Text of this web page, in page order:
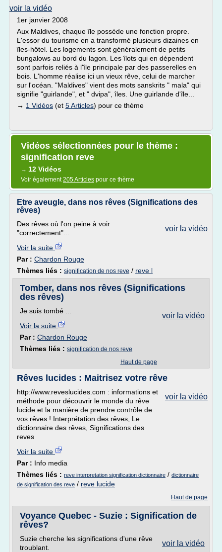
voir la vidéo
1er janvier 2008
Aux Maldives, chaque île possède une fonction propre.
L'essor du tourisme en a transformé plusieurs dizaines en
îles-hôtel. Les logements sont généralement de petits
bungalows au bord du lagon. Les îlots qui en dépendent
sont parfois reliés à l'île principale par des passerelles en
bois. L'homme réalise ici un vieux rêve, celui de marcher
sur l'océan. "Maldives" vient des mots sanskrits " mala" qui
signifie "guirlande", et " dvipa", îles. Une guirlande d'île...
→ 1 Vidéos (et 5 Articles) pour ce thème
Vidéos sélectionnées pour le thème :
signification reve
→ 12 Vidéos
Voir également205 Articles pour ce thème
Etre aveugle, dans nos rêves (Significations des
rêves)
voir la vidéo
Des rêves où l'on peine à voir
"correctement"...
Voir la suite
Par : Chardon Rouge
Thèmes liés : signification de nos reve / reve l
Tomber, dans nos rêves (Significations
des rêves)
voir la vidéo
Je suis tombé ...
Voir la suite
Par : Chardon Rouge
Thèmes liés : signification de nos reve
Haut de page
Rêves lucides : Maitrisez votre rêve
voir la vidéo
http://www.reveslucides.com : informations et
méthode pour découvrir le monde du rêve
lucide et la manière de prendre contrôle de
vos rêves ! Interprétation des rêves, Le
dictionnaire des rêves, Significations des
reves
Voir la suite
Par : Info media
Thèmes liés : reve interpretation signification dictionnaire / dictionnaire
de signification des reve / reve lucide
Haut de page
Voyance Quebec - Suzie : Signification de
rêves?
voir la vidéo
Suzie cherche les significations d'une rêve
troublant.